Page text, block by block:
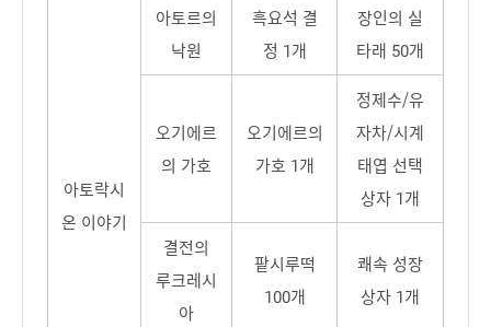
아토락시
온 이야기
아토르의
낙원
흑요석 결
정 1개
장인의 실
타래 50개
오기에르
의 가호
오기에르의
가호 1개
정제수/유
자차/시계
태엽 선택
상자 1개
결전의
루크레시
아
팥시루떡
100개
쾌속 성장
상자 1개